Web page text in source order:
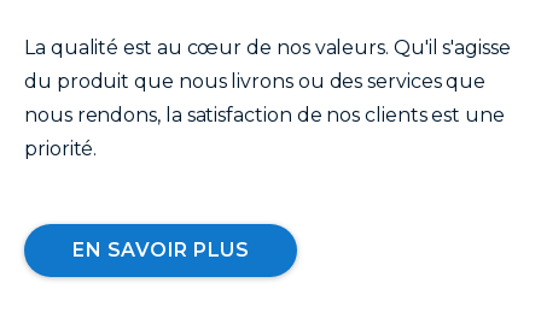
La qualité est au cœur de nos valeurs. Qu'il s'agisse
du produit que nous livrons ou des services que
nous rendons, la satisfaction de nos clients est une
priorité.
EN SAVOIR PLUS